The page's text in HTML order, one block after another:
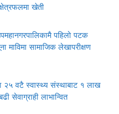
खेती
पहिलो पटक
माविमा सामाजिक लेखापरीक्षण
२५ वटै स्वास्थ्य संस्थाबाट १ लाख
सेवाग्राही लाभान्वित